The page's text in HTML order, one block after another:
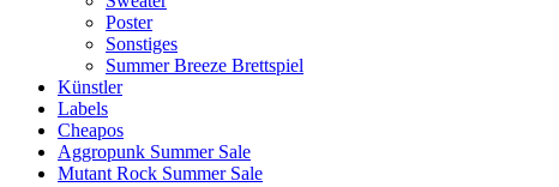
Poster
Sonstiges
Summer Breeze Brettspiel
Künstler
Labels
Cheapos
Aggropunk Summer Sale
Mutant Rock Summer Sale